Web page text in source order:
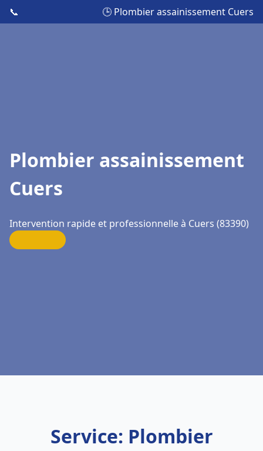
📞 🕒 Plombier assainissement Cuers
Plombier assainissement
Cuers
Intervention rapide et professionnelle à Cuers (83390)
Service: Plombier